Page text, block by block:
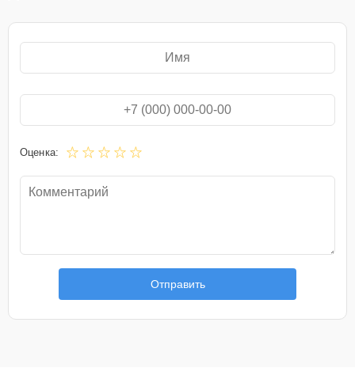
Оценка:
Отправить